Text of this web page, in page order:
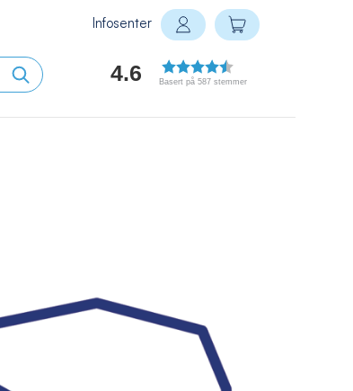
4.6 Basert på 587 stemmer
Infosenter
Logg inn
Min handlekurv